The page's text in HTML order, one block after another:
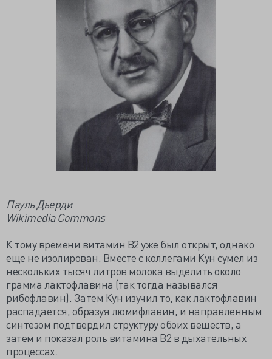
Пауль Дьерди
Wikimedia Commons
К тому времени витамин B2 уже был открыт, однако
еще не изолирован. Вместе с коллегами Кун сумел из
нескольких тысяч литров молока выделить около
грамма лактофлавина (так тогда назывался
рибофлавин). Затем Кун изучил то, как лактофлавин
распадается, образуя люмифлавин, и направленным
синтезом подтвердил структуру обоих веществ, а
затем и показал роль витамина B2 в дыхательных
процессах.